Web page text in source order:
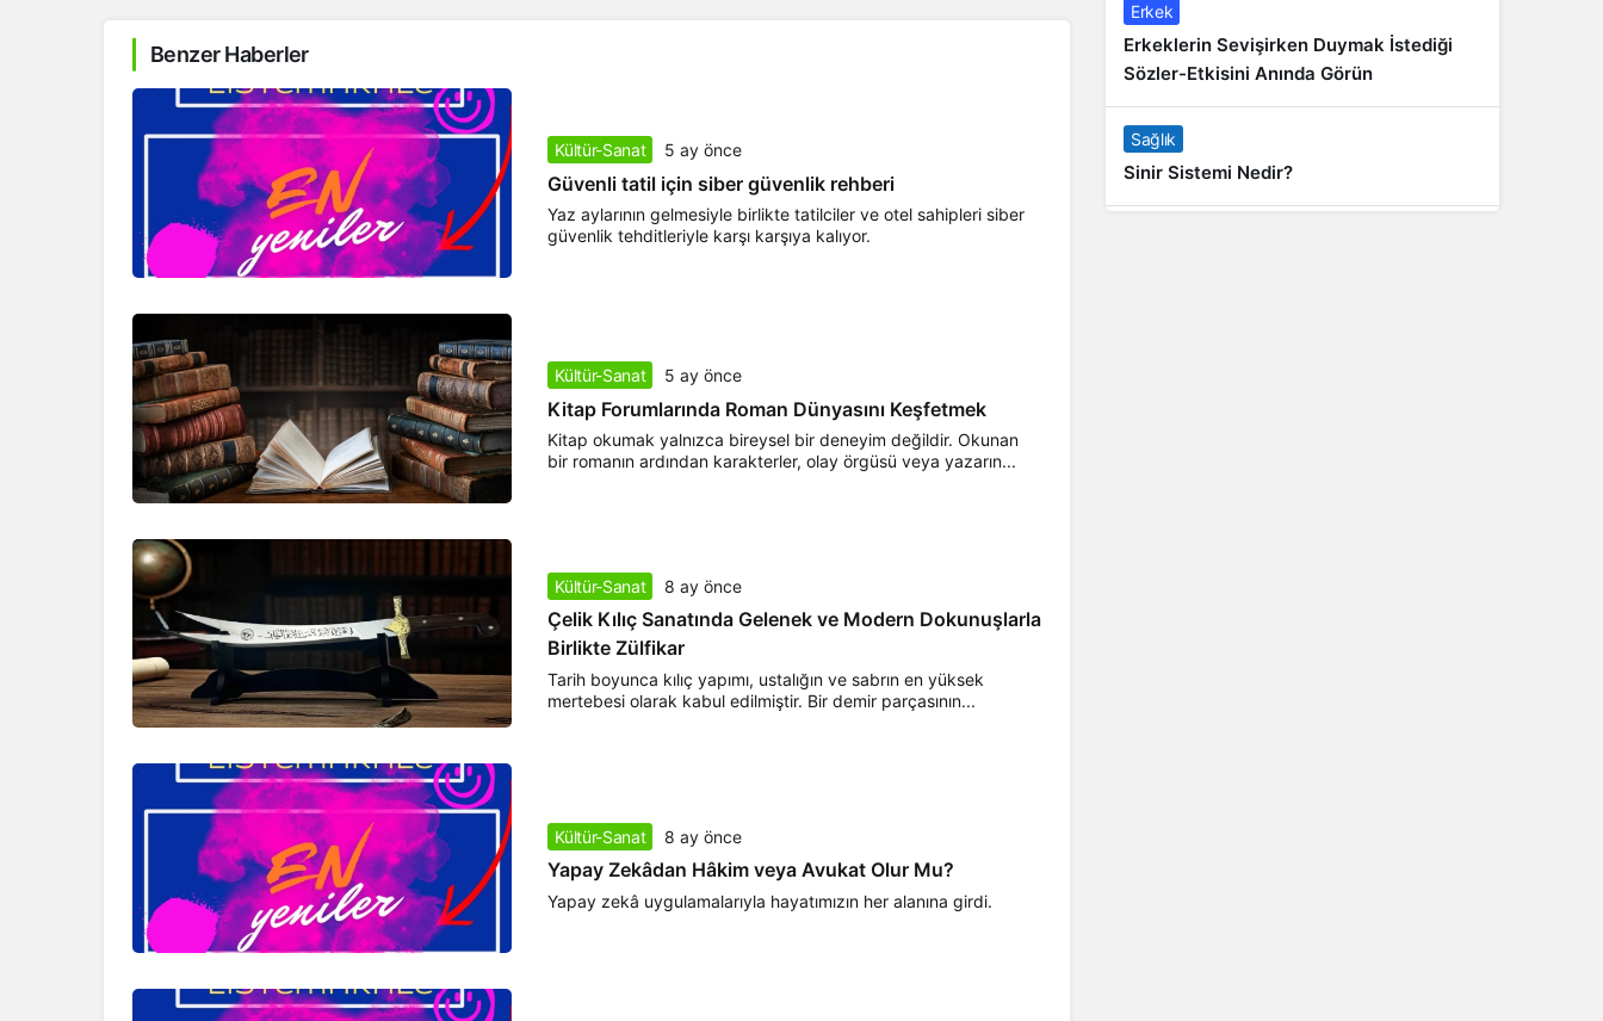
Benzer Haberler
Kültür-Sanat 5 ay önce
Güvenli tatil için siber güvenlik rehberi
Yaz aylarının gelmesiyle birlikte tatilciler ve otel sahipleri siber
güvenlik tehditleriyle karşı karşıya kalıyor.
Kültür-Sanat 5 ay önce
Kitap Forumlarında Roman Dünyasını Keşfetmek
Kitap okumak yalnızca bireysel bir deneyim değildir. Okunan
bir romanın ardından karakterler, olay örgüsü veya yazarın...
Kültür-Sanat 8 ay önce
Çelik Kılıç Sanatında Gelenek ve Modern Dokunuşlarla
Birlikte Zülfikar
Tarih boyunca kılıç yapımı, ustalığın ve sabrın en yüksek
mertebesi olarak kabul edilmiştir. Bir demir parçasının...
Kültür-Sanat 8 ay önce
Yapay Zekâdan Hâkim veya Avukat Olur Mu?
Yapay zekâ uygulamalarıyla hayatımızın her alanına girdi.
Erkek
Erkeklerin Sevişirken Duymak İstediği
Sözler-Etkisini Anında Görün
Sağlık
Sinir Sistemi Nedir?